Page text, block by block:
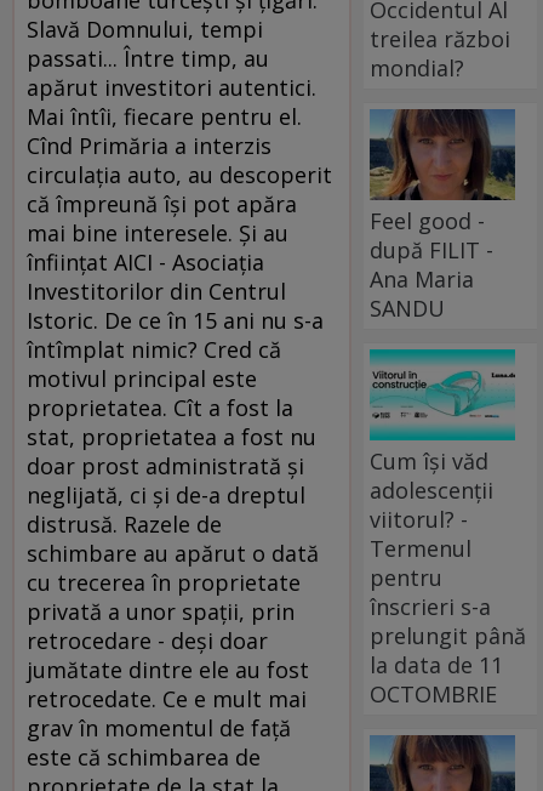
Occidentul Al
treilea război
mondial?
Feel good -
după FILIT -
Ana Maria
SANDU
Cum își văd
adolescenții
viitorul? -
Termenul
pentru
înscrieri s-a
prelungit până
la data de 11
OCTOMBRIE